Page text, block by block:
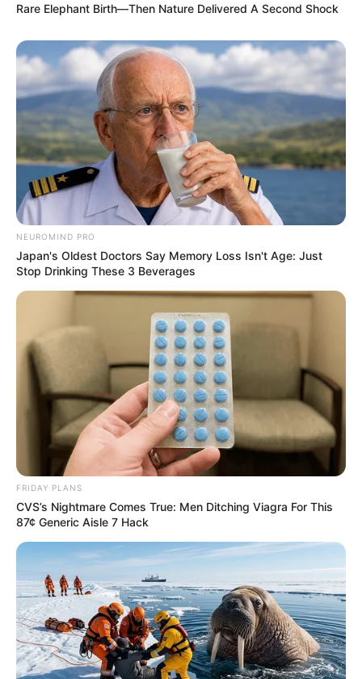
Rare Elephant Birth—Then Nature Delivered A Second Shock
NEUROMIND PRO
Japan's Oldest Doctors Say Memory Loss Isn't Age: Just
Stop Drinking These 3 Beverages
FRIDAY PLANS
CVS’s Nightmare Comes True: Men Ditching Viagra For This
87¢ Generic Aisle 7 Hack